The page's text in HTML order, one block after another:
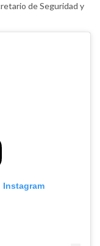
de Seguridad y